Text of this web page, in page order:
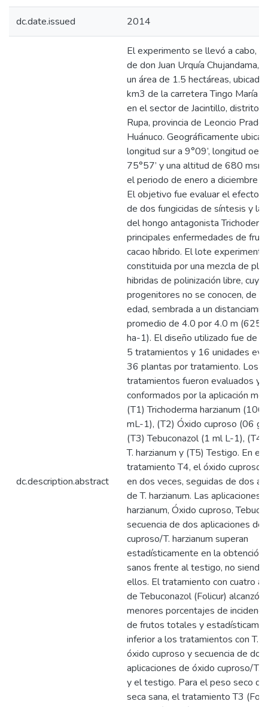
dc.date.issued 2014
dc.description.abstract
El experimento se llevó a cabo,
de don Juan Urquía Chujandama,
un área de 1.5 hectáreas, ubicado
km3 de la carretera Tingo María –
en el sector de Jacintillo, distrito
Rupa, provincia de Leoncio Prado
Huánuco. Geográficamente
longitud sur a 9°09’, longitud
75°57’ y una altitud de 680
el periodo de enero a diciembre
El objetivo fue evaluar el efecto
de dos fungicidas de síntesis y la
del hongo antagonista
principales enfermedades de
cacao híbrido. El lote
constituida por una mezcla de
hibridas de polinización libre,
progenitores no se conocen, de
edad, sembrada a un
promedio de 4.0 por 4.0 m (625
ha-1). El diseño utilizado fue de
5 tratamientos y 16 unidades
36 plantas por tratamiento. Los
tratamientos fueron evaluados y
conformados por la aplicación
(T1) Trichoderma harzianum (106
mL-1), (T2) Óxido cuproso (06 g
(T3) Tebuconazol (1 ml L-1), (T4)
T. harzianum y (T5) Testigo. En el
tratamiento T4, el óxido cuproso
en dos veces, seguidas de dos
de T. harzianum. Las aplicaciones
harzianum, Óxido cuproso,
secuencia de dos aplicaciones de
cuproso/T. harzianum superan
estadísticamente en la obtención
sanos frente al testigo, no siendo
ellos. El tratamiento con cuatro
de Tebuconazol (Folicur) alcanzó
menores porcentajes de
de frutos totales y
inferior a los tratamientos con T.
óxido cuproso y secuencia de dos
aplicaciones de óxido cuproso/T.
y el testigo. Para el peso seco
seca sana, el tratamiento T3